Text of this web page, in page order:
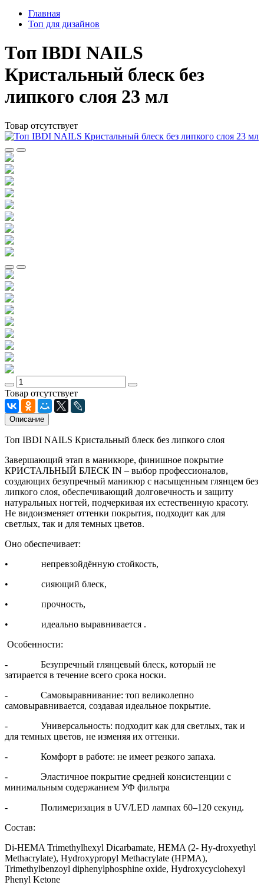
Главная
Топ для дизайнов
Топ IBDI NAILS
Кристальный блеск без
липкого слоя 23 мл
Товар отсутствует
Товар отсутствует
Описание
Топ IBDI NAILS Кристальный блеск без липкого слоя
Завершающий этап в маникюре, финишное покрытие
КРИСТАЛЬНЫЙ БЛЕСК IN – выбор профессионалов,
создающих безупречный маникюр с насыщенным глянцем без
липкого слоя, обеспечивающий долговечность и защиту
натуральных ногтей, подчеркивая их естественную красоту.
Не видоизменяет оттенки покрытия, подходит как для
светлых, так и для темных цветов.
Оно обеспечивает:
• непревзойдённую стойкость,
• сияющий блеск,
• прочность,
• идеально выравнивается .
Особенности:
- Безупречный глянцевый блеск, который не
затирается в течение всего срока носки.
- Самовыравнивание: топ великолепно
самовыравнивается, создавая идеальное покрытие.
- Универсальность: подходит как для светлых, так и
для темных цветов, не изменяя их оттенки.
- Комфорт в работе: не имеет резкого запаха.
- Эластичное покрытие средней консистенции с
минимальным содержанием УФ фильтра
- Полимеризация в UV/LED лампах 60–120 секунд.
Состав:
Di-HEMA Trimethylhexyl Dicarbamate, HEMA (2- Hy-droxyethyl
Methacrylate), Hydroxypropyl Methacrylate (HPMA),
Trimethylbenzoyl diphenylphosphine oxide, Hydroxyсyсlohexyl
Phenyl Ketone